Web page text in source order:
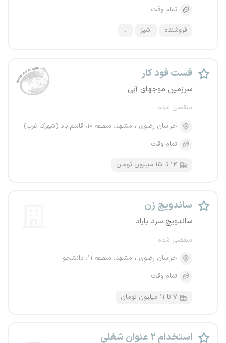
تمام وقت
فروشنده آشپز ...
فست فود کار
سرزمین موجهای آبی
منقضی شده
خراسان رضوی
مشهد، منطقه ۱۰، قاسم‌آباد (شهرک غرب)
تمام وقت
۱۲ تا ۱۵ میلیون تومان
ساندویچ زن
ساندویچ سرد باراد
منقضی شده
خراسان رضوی
مشهد، منطقه ۱۱، دانشجو
تمام وقت
۷ تا ۱۱ میلیون تومان
استخدام ۲ عنوان شغلی